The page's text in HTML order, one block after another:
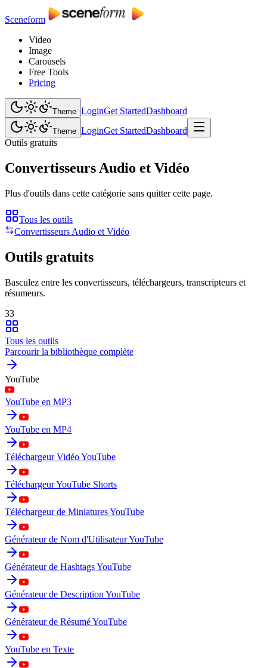
Sceneform
Video
Image
Carousels
Free Tools
Pricing
Theme LoginGet StartedDashboard
Theme LoginGet StartedDashboard
Outils gratuits
Convertisseurs Audio et Vidéo
Plus d'outils dans cette catégorie sans quitter cette page.
Tous les outils
Convertisseurs Audio et Vidéo
Outils gratuits
Basculez entre les convertisseurs, téléchargeurs, transcripteurs et
résumeurs.
33
Tous les outils
Parcourir la bibliothèque complète
YouTube
YouTube en MP3
YouTube en MP4
Téléchargeur Vidéo YouTube
Téléchargeur YouTube Shorts
Téléchargeur de Miniatures YouTube
Générateur de Nom d'Utilisateur YouTube
Générateur de Hashtags YouTube
Générateur de Description YouTube
Générateur de Résumé YouTube
YouTube en Texte